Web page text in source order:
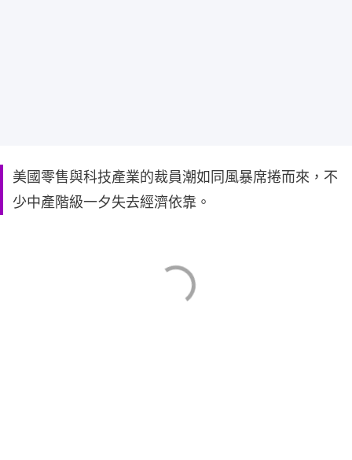
美國零售與科技產業的裁員潮如同風暴席捲而來，不
少中產階級一夕失去經濟依靠。